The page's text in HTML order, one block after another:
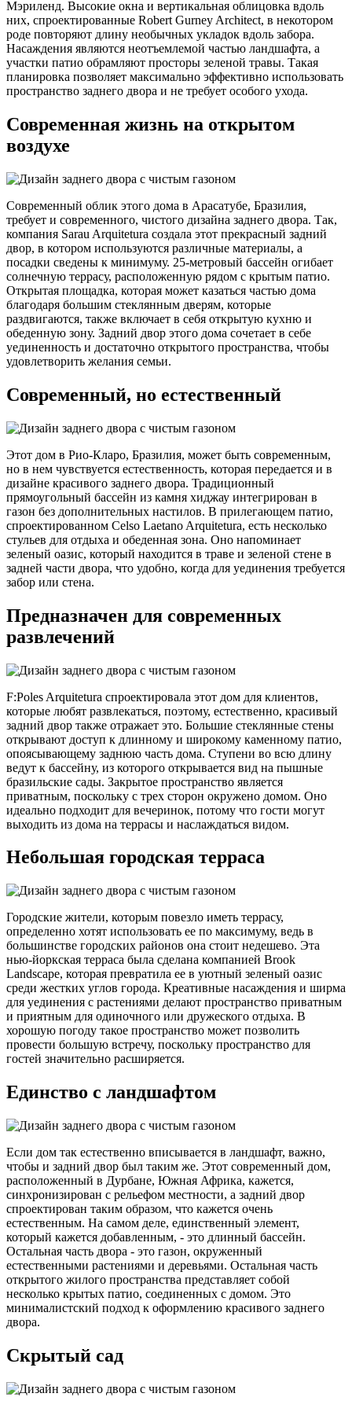
Мэриленд. Высокие окна и вертикальная облицовка вдоль
них, спроектированные Robert Gurney Architect, в некотором
роде повторяют длину необычных укладок вдоль забора.
Насаждения являются неотъемлемой частью ландшафта, а
участки патио обрамляют просторы зеленой травы. Такая
планировка позволяет максимально эффективно использовать
пространство заднего двора и не требует особого ухода.
Современная жизнь на открытом
воздухе
Современный облик этого дома в Арасатубе, Бразилия,
требует и современного, чистого дизайна заднего двора. Так,
компания Sarau Arquitetura создала этот прекрасный задний
двор, в котором используются различные материалы, а
посадки сведены к минимуму. 25-метровый бассейн огибает
солнечную террасу, расположенную рядом с крытым патио.
Открытая площадка, которая может казаться частью дома
благодаря большим стеклянным дверям, которые
раздвигаются, также включает в себя открытую кухню и
обеденную зону. Задний двор этого дома сочетает в себе
уединенность и достаточно открытого пространства, чтобы
удовлетворить желания семьи.
Современный, но естественный
Этот дом в Рио-Кларо, Бразилия, может быть современным,
но в нем чувствуется естественность, которая передается и в
дизайне красивого заднего двора. Традиционный
прямоугольный бассейн из камня хиджау интегрирован в
газон без дополнительных настилов. В прилегающем патио,
спроектированном Celso Laetano Arquitetura, есть несколько
стульев для отдыха и обеденная зона. Оно напоминает
зеленый оазис, который находится в траве и зеленой стене в
задней части двора, что удобно, когда для уединения требуется
забор или стена.
Предназначен для современных
развлечений
F:Poles Arquitetura спроектировала этот дом для клиентов,
которые любят развлекаться, поэтому, естественно, красивый
задний двор также отражает это. Большие стеклянные стены
открывают доступ к длинному и широкому каменному патио,
опоясывающему заднюю часть дома. Ступени во всю длину
ведут к бассейну, из которого открывается вид на пышные
бразильские сады. Закрытое пространство является
приватным, поскольку с трех сторон окружено домом. Оно
идеально подходит для вечеринок, потому что гости могут
выходить из дома на террасы и наслаждаться видом.
Небольшая городская терраса
Городские жители, которым повезло иметь террасу,
определенно хотят использовать ее по максимуму, ведь в
большинстве городских районов она стоит недешево. Эта
нью-йоркская терраса была сделана компанией Brook
Landscape, которая превратила ее в уютный зеленый оазис
среди жестких углов города. Креативные насаждения и ширма
для уединения с растениями делают пространство приватным
и приятным для одиночного или дружеского отдыха. В
хорошую погоду такое пространство может позволить
провести большую встречу, поскольку пространство для
гостей значительно расширяется.
Единство с ландшафтом
Если дом так естественно вписывается в ландшафт, важно,
чтобы и задний двор был таким же. Этот современный дом,
расположенный в Дурбане, Южная Африка, кажется,
синхронизирован с рельефом местности, а задний двор
спроектирован таким образом, что кажется очень
естественным. На самом деле, единственный элемент,
который кажется добавленным, - это длинный бассейн.
Остальная часть двора - это газон, окруженный
естественными растениями и деревьями. Остальная часть
открытого жилого пространства представляет собой
несколько крытых патио, соединенных с домом. Это
минималистский подход к оформлению красивого заднего
двора.
Скрытый сад